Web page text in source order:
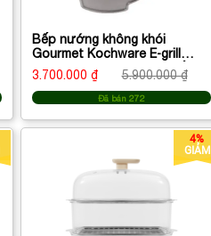
Bếp nướng không khói
Gourmet Kochware E‑grill
BBQ – màu đen – dòng bếp
nướng BBQ không mùi, không
khói
3.700.000 ₫ 5.900.000 ₫
Đã bán 272
4%
GIẢM